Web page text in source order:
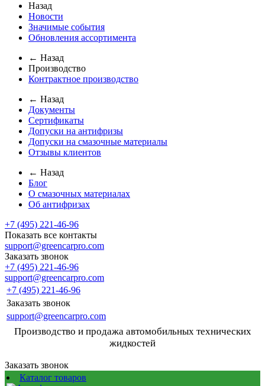
Назад
Новости
Значимые события
Обновления ассортимента
← Назад
Производство
Контрактное производство
← Назад
Документы
Сертификаты
Допуски на антифризы
Допуски на смазочные материалы
Отзывы клиентов
← Назад
Блог
О смазочных материалах
Об антифризах
+7 (495) 221-46-96
Показать все контакты
support@greencarpro.com
Заказать звонок
+7 (495) 221-46-96
support@greencarpro.com
+7 (495) 221-46-96
Заказать звонок
support@greencarpro.com
Производство и продажа автомобильных технических
жидкостей
Заказать звонок
Каталог товаров